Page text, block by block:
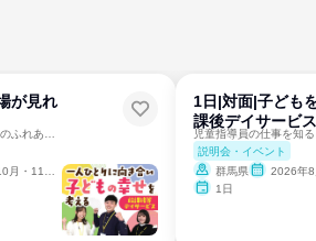
が見れ
月・12月
1日|対面|子ども
課後デイサービ
説明会・イベント
群馬県
2026年8月
1日